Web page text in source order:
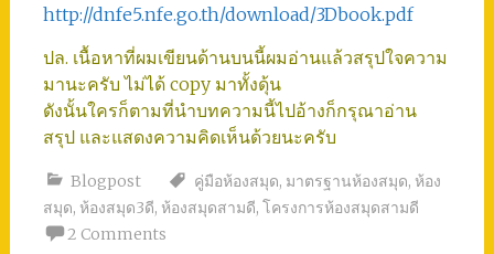
http://dnfe5.nfe.go.th/download/3Dbook.pdf
ปล. เนื้อหาที่ผมเขียนด้านบนนี้ผมอ่านแล้วสรุปใจความ
มานะครับ ไม่ได้ copy มาทั้งดุ้น
ดังนั้นใครก็ตามที่นำบทความนี้ไปอ้างก็กรุณาอ่าน
สรุป และแสดงความคิดเห็นด้วยนะครับ
Blogpost คู่มือห้องสมุด, มาตรฐานห้องสมุด, ห้อง
สมุด, ห้องสมุด3ดี, ห้องสมุดสามดี, โครงการห้องสมุดสามดี
2 Comments